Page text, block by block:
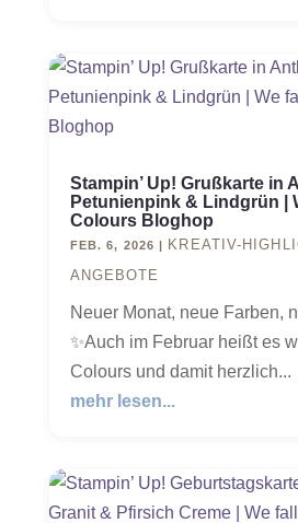
Stampin’ Up! Grußkarte in
Petunienpink & Lindgrün |
Colours Bloghop
FEB. 6, 2026 | KREATIV-
ANGEBOTE
Neuer Monat, neue Farben,
✨Auch im Februar heißt es
Colours und damit herzlich...
mehr lesen...